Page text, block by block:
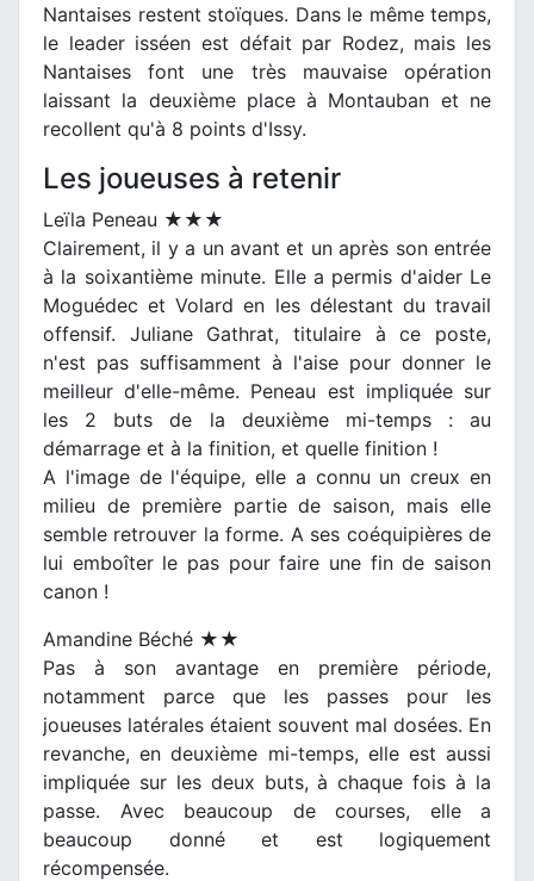
Nantaises restent stoïques. Dans le même temps,
le leader isséen est défait par Rodez, mais les
Nantaises font une très mauvaise opération
laissant la deuxième place à Montauban et ne
recollent qu'à 8 points d'Issy.
Les joueuses à retenir
Leïla Peneau ★★★
Clairement, il y a un avant et un après son entrée
à la soixantième minute. Elle a permis d'aider Le
Moguédec et Volard en les délestant du travail
offensif. Juliane Gathrat, titulaire à ce poste,
n'est pas suffisamment à l'aise pour donner le
meilleur d'elle-même. Peneau est impliquée sur
les 2 buts de la deuxième mi-temps : au
démarrage et à la finition, et quelle finition !
A l'image de l'équipe, elle a connu un creux en
milieu de première partie de saison, mais elle
semble retrouver la forme. A ses coéquipières de
lui emboîter le pas pour faire une fin de saison
canon !
Amandine Béché ★★
Pas à son avantage en première période,
notamment parce que les passes pour les
joueuses latérales étaient souvent mal dosées. En
revanche, en deuxième mi-temps, elle est aussi
impliquée sur les deux buts, à chaque fois à la
passe. Avec beaucoup de courses, elle a
beaucoup donné et est logiquement
récompensée.